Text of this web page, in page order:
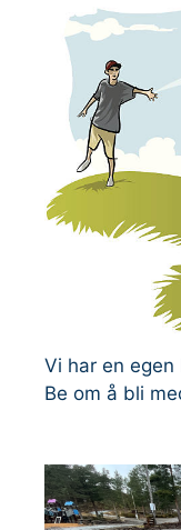
Vi har en
Be om å bli